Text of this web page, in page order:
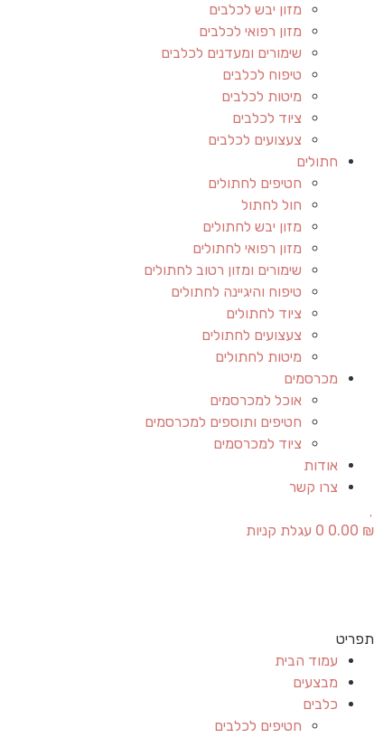
מזון יבש לכלבים
מזון רפואי לכלבים
שימורים ומעדנים לכלבים
טיפוח לכלבים
מיטות לכלבים
ציוד לכלבים
צעצועים לכלבים
חתולים
חטיפים לחתולים
חול לחתול
מזון יבש לחתולים
מזון רפואי לחתולים
שימורים ומזון רטוב לחתולים
טיפוח והיגיינה לחתולים
ציוד לחתולים
צעצועים לחתולים
מיטות לחתולים
מכרסמים
אוכל למכרסמים
חטיפים ותוספים למכרסמים
ציוד למכרסמים
אודות
צרו קשר
0.00 ₪
0 עגלת קניות
תפריט
עמוד הבית
מבצעים
כלבים
חטיפים לכלבים